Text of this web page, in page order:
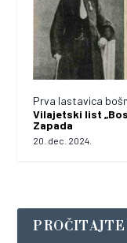
Prva lastavica
Vilajetski list
Zapada
20. dec. 2024.